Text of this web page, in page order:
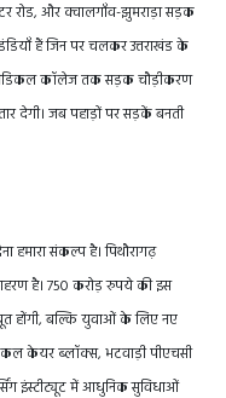
रोड, और क्वालगाँव-झुमराड़ा सड़क
हैं जिन पर चलकर उत्तराखंड के
कॉलेज तक सड़क चौड़ीकरण
देगी। जब पहाड़ों पर सड़कें बनती
हमारा संकल्प है। पिथौरागढ़
है। 750 करोड़ रुपये की इस
होंगी, बल्कि युवाओं के लिए नए
केयर ब्लॉक्स, भटवाड़ी पीएचसी
इंस्टीट्यूट में आधुनिक सुविधाओं